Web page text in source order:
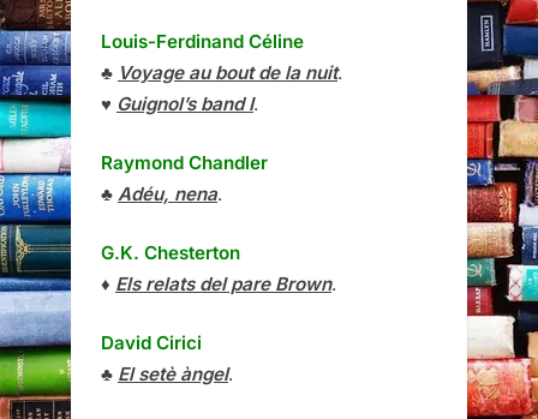
Louis-Ferdinand Céline
♣ Voyage au bout de la nuit.
♥ Guignol’s band I.
Raymond Chandler
♣ Adéu, nena.
G.K. Chesterton
♦ Els relats del pare Brown.
David Cirici
♣ El setè àngel.